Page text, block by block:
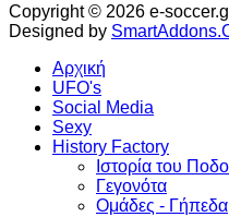
Copyright © 2026 e-
Designed by
Αρχική
UFO's
Social Media
Sexy
History Factory
Ιστορία του
Γεγονότα
Ομάδες - Γήπεδα